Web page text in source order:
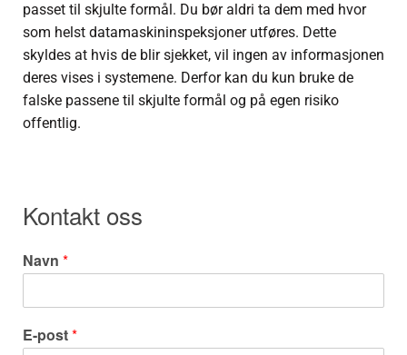
passet til skjulte formål. Du bør aldri ta dem med hvor
som helst datamaskininspeksjoner utføres. Dette
skyldes at hvis de blir sjekket, vil ingen av informasjonen
deres vises i systemene. Derfor kan du kun bruke de
falske passene til skjulte formål og på egen risiko
offentlig.
Kontakt oss
Navn *
E-post*